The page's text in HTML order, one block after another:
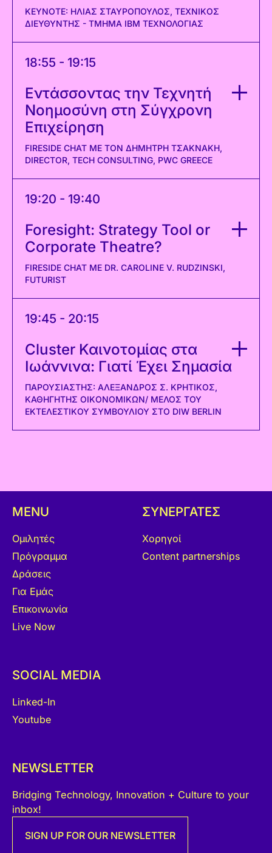
KEYNOTE: ΗΛΊΑΣ ΣΤΑΥΡΌΠΟΥΛΟΣ, ΤΕΧΝΙΚΌΣ
ΔΙΕΥΘΥΝΤΉΣ - ΤΜΉΜΑ ΙΒΜ ΤΕΧΝΟΛΟΓΊΑΣ
18:55 - 19:15
Εντάσσοντας την Τεχνητή
Νοημοσύνη στη Σύγχρονη
Επιχείρηση
FIRESIDE CHAT ΜΕ ΤΟΝ ΔΗΜΉΤΡΗ ΤΣΑΚΝΆΚΗ,
DIRECTOR, TECH CONSULTING, PWC GREECE
19:20 - 19:40
Foresight: Strategy Tool or
Corporate Theatre?
FIRESIDE CHAT ΜΕ DR. CAROLINE V. RUDZINSKI,
FUTURIST
19:45 - 20:15
Cluster Καινοτομίας στα
Ιωάννινα: Γιατί Έχει Σημασία
ΠΑΡΟΥΣΙΑΣΤΉΣ: ΑΛΈΞΑΝΔΡΟΣ Σ. ΚΡΗΤΙΚΌΣ,
ΚΑΘΗΓΗΤΉΣ ΟΙΚΟΝΟΜΙΚΏΝ/ ΜΈΛΟΣ ΤΟΥ
ΕΚΤΕΛΕΣΤΙΚΟΎ ΣΥΜΒΟΥΛΊΟΥ ΣΤΟ DIW BERLIN
MENU
Ομιλητές
Πρόγραμμα
Δράσεις
Για Εμάς
Επικοινωνία
Live Now
ΣΥΝΕΡΓΑΤΕΣ
Χορηγοί
Content partnerships
NEWSLETTER
Bridging Technology, Innovation + Culture to your
inbox!
SIGN UP FOR OUR NEWSLETTER
SOCIAL MEDIA
Linked-In
Youtube